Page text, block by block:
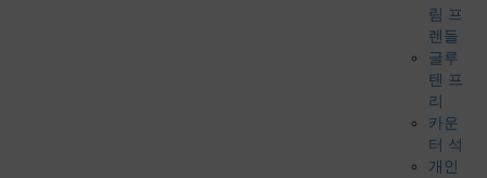
림 프
렌들
글루
텐 프
리
카운
터 석
개인